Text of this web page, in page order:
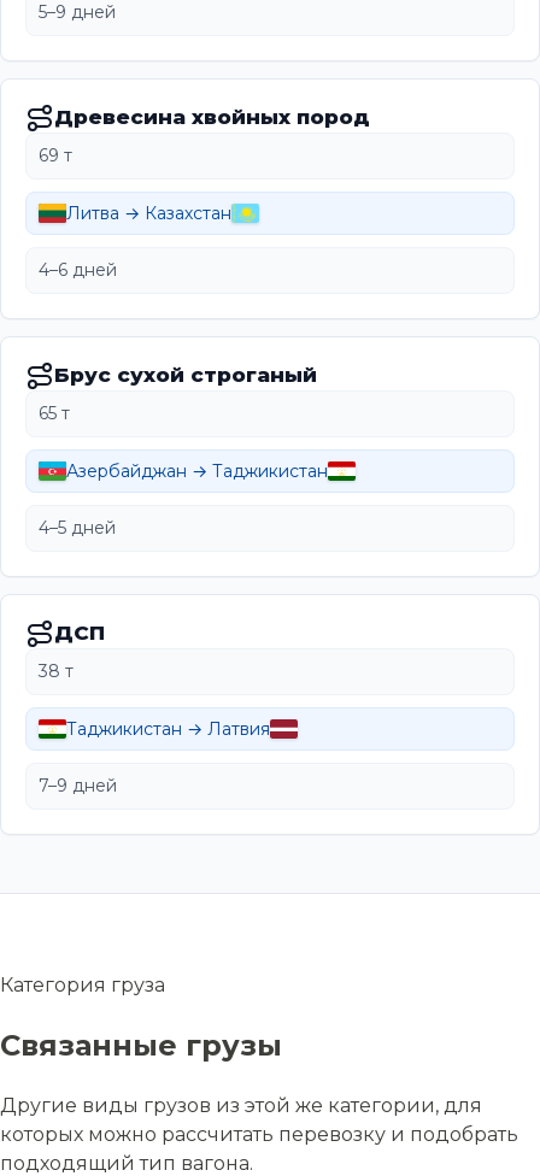
5–9 дней
Древесина хвойных пород
69 т
Литва → Казахстан
4–6 дней
Брус сухой строганый
65 т
Азербайджан → Таджикистан
4–5 дней
ДСП
38 т
Таджикистан → Латвия
7–9 дней
Категория груза
Связанные грузы
Другие виды грузов из этой же категории, для
которых можно рассчитать перевозку и подобрать
подходящий тип вагона.